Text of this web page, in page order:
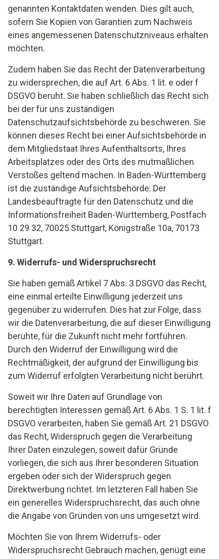
genannten Kontaktdaten wenden. Dies gilt auch,
sofern Sie Kopien von Garantien zum Nachweis
eines angemessenen Datenschutzniveaus erhalten
möchten.
Zudem haben Sie das Recht der Datenverarbeitung
zu widersprechen, die auf Art. 6 Abs. 1 lit. e oder f
DSGVO beruht. Sie haben schließlich das Recht sich
bei der für uns zuständigen
Datenschutzaufsichtsbehörde zu beschweren. Sie
können dieses Recht bei einer Aufsichtsbehörde in
dem Mitgliedstaat Ihres Aufenthaltsorts, Ihres
Arbeitsplatzes oder des Orts des mutmaßlichen
Verstoßes geltend machen. In Baden-Württemberg
ist die zuständige Aufsichtsbehörde: Der
Landesbeauftragte für den Datenschutz und die
Informationsfreiheit Baden-Württemberg, Postfach
10 29 32, 70025 Stuttgart, Königstraße 10a, 70173
Stuttgart.
9. Widerrufs- und Widerspruchsrecht
Sie haben gemäß Artikel 7 Abs. 3 DSGVO das Recht,
eine einmal erteilte Einwilligung jederzeit uns
gegenüber zu widerrufen. Dies hat zur Folge, dass
wir die Datenverarbeitung, die auf dieser Einwilligung
beruhte, für die Zukunft nicht mehr fortführen.
Durch den Widerruf der Einwilligung wird die
Rechtmäßigkeit, der aufgrund der Einwilligung bis
zum Widerruf erfolgten Verarbeitung nicht berührt.
Soweit wir Ihre Daten auf Grundlage von
berechtigten Interessen gemäß Art. 6 Abs. 1 S. 1 lit. f
DSGVO verarbeiten, haben Sie gemäß Art. 21 DSGVO
das Recht, Widerspruch gegen die Verarbeitung
Ihrer Daten einzulegen, soweit dafür Gründe
vorliegen, die sich aus Ihrer besonderen Situation
ergeben oder sich der Widerspruch gegen
Direktwerbung richtet. Im letzteren Fall haben Sie
ein generelles Widerspruchsrecht, das auch ohne
die Angabe von Gründen von uns umgesetzt wird.
Möchten Sie von Ihrem Widerrufs- oder
Widerspruchsrecht Gebrauch machen, genügt eine